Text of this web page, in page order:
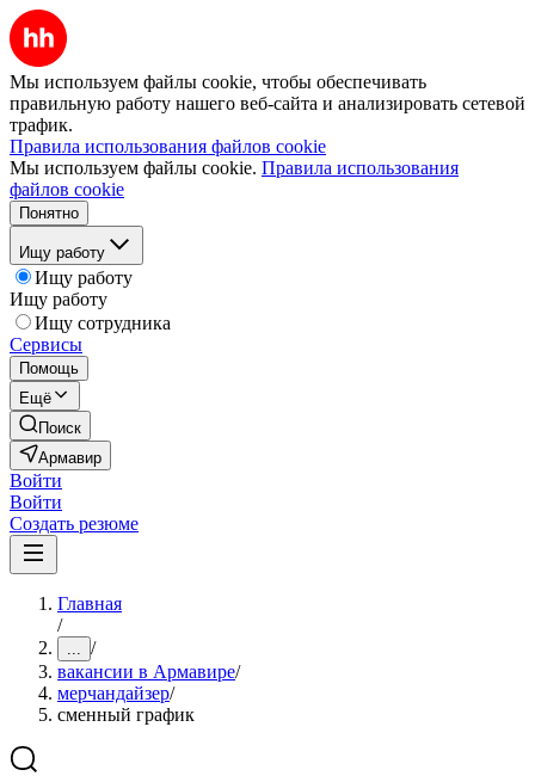
Мы используем файлы cookie, чтобы обеспечивать
правильную работу нашего веб-сайта и анализировать сетевой
трафик.
Правила использования файлов cookie
Мы используем файлы cookie. Правила использования
файлов cookie
Понятно
Ищу работу
Ищу работу
Ищу работу
Ищу сотрудника
Сервисы
Помощь
Ещё
Поиск
Армавир
Войти
Войти
Создать резюме
Главная
/
... /
вакансии в Армавире/
мерчандайзер/
сменный график